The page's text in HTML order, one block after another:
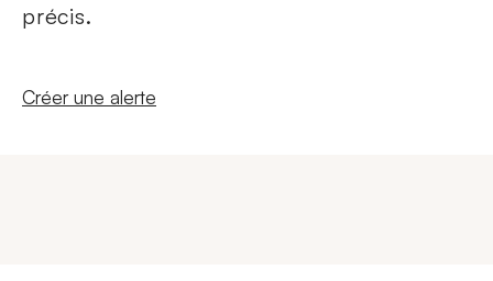
précis.
Nouvelle fenêtre
Créer une alerte